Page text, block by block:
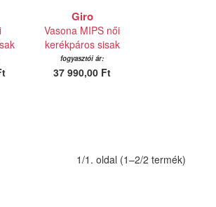
Giro
Vasona MIPS női
kerékpáros sisak
fogyasztói ár:
37 990,00 Ft
1/1. oldal (1–2/2 termék)